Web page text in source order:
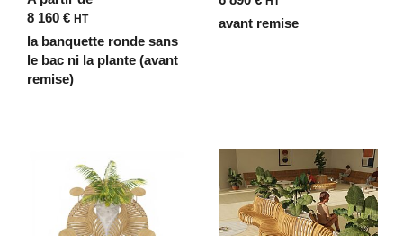
d’accueil spécialisée,
centre de rééducation,
Croix Rouge
8 160 € HT
la banquette ronde sans
le bac ni la plante (avant
remise)
aménagements urbains
avant remise